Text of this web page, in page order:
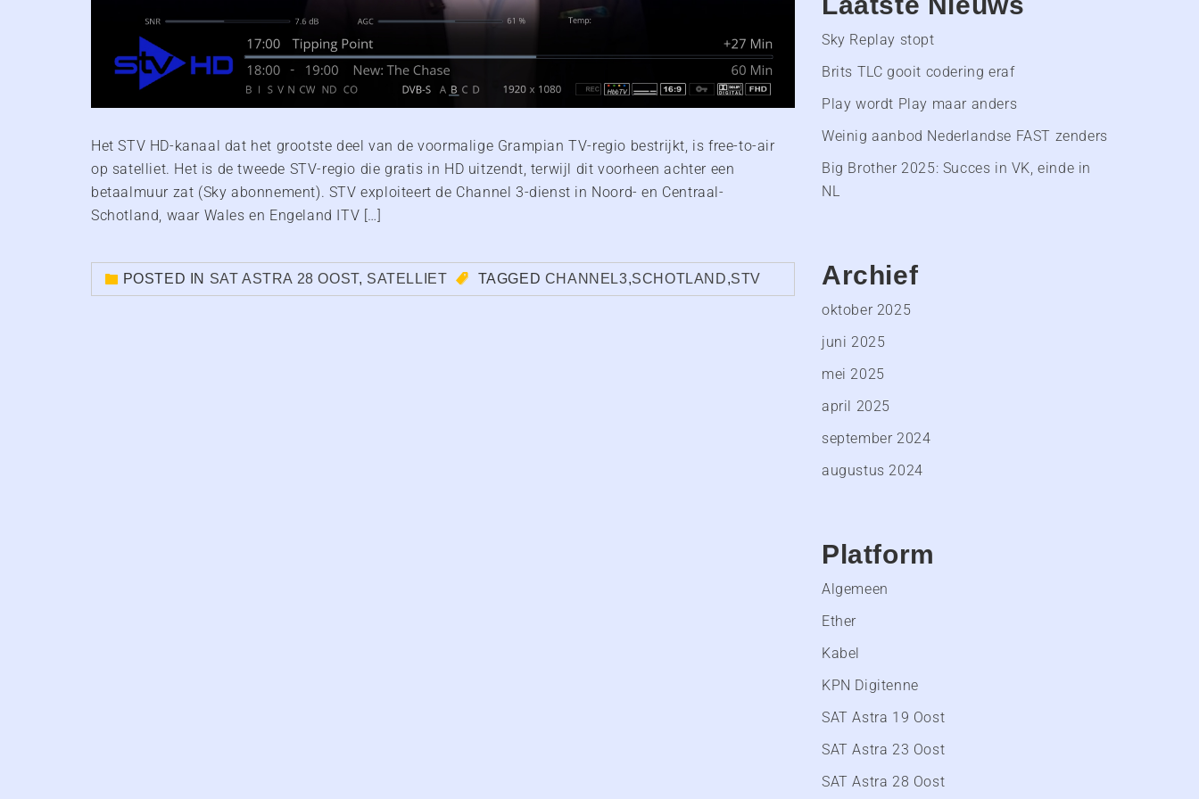
Het STV HD-kanaal dat het grootste deel van de voormalige Grampian TV-regio bestrijkt, is free-to-air
op satelliet. Het is de tweede STV-regio die gratis in HD uitzendt, terwijl dit voorheen achter een
betaalmuur zat (Sky abonnement). STV exploiteert de Channel 3-dienst in Noord- en Centraal-
Schotland, waar Wales en Engeland ITV […]
POSTED IN SAT ASTRA 28 OOST, SATELLIET TAGGED CHANNEL3,SCHOTLAND,STV
Sky Replay stopt
Brits TLC gooit codering eraf
Play wordt Play maar anders
Weinig aanbod Nederlandse FAST zenders
Big Brother 2025: Succes in VK, einde in
NL
Archief
oktober 2025
juni 2025
mei 2025
april 2025
september 2024
augustus 2024
Platform
Algemeen
Ether
Kabel
KPN Digitenne
SAT Astra 19 Oost
SAT Astra 23 Oost
SAT Astra 28 Oost